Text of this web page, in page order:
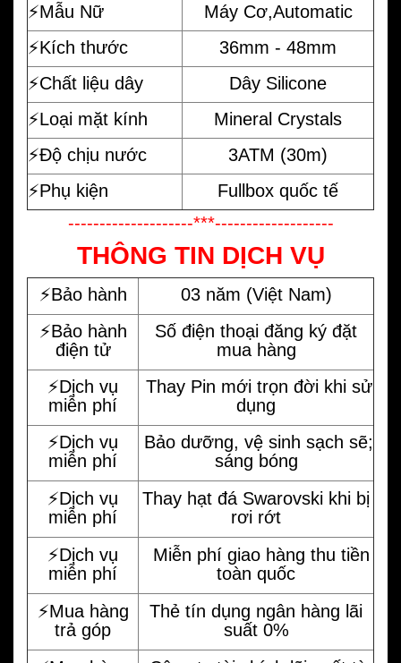
⚡️Mẫu Nữ
Máy Cơ,Automatic
⚡️Kích thước
36mm - 48mm
⚡️Chất liệu dây
Dây Silicone
⚡️Loại mặt kính
Mineral Crystals
⚡️Độ chịu nước
3ATM (30m)
⚡️Phụ kiện
Fullbox quốc tế
--------------------***-------------------
THÔNG TIN DỊCH VỤ
⚡️Bảo hành
03 năm (Việt Nam)
⚡️Bảo hành
điện tử
Số điện thoại đăng ký đặt
mua hàng
⚡️Dịch vụ
miễn phí
Thay Pin mới trọn đời khi sử
dụng
⚡️Dịch vụ
miễn phí
Bảo dưỡng, vệ sinh sạch sẽ;
sáng bóng
⚡️Dịch vụ
miễn phí
Thay hạt đá Swarovski khi bị
rơi rớt
⚡️Dịch vụ
miễn phí
Miễn phí giao hàng thu tiền
toàn quốc
⚡️Mua hàng
trả góp
Thẻ tín dụng ngân hàng lãi
suất 0%